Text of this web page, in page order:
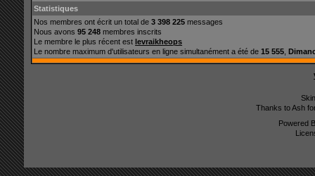
Statistiques
Nos membres ont écrit un total de3 398 225 messages
Nous avons95 248 membres inscrits
Le membre le plus récent estlevraikheops
Le nombre maximum d'utilisateurs en ligne simultanément a été de15 555 ,
Thanks to Ash
Powered